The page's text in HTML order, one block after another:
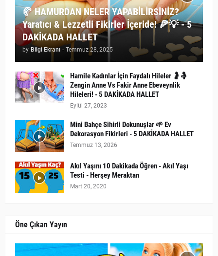
🥐 HAMURDAN NELER YAPABİLİRSİNİZ?
Yaratıcı & Lezzetli Fikirler İçeride! 🍕💡 - 5
DAKİKADA HALLET
by Bilgi Ekranı - Temmuz 28, 2025
Hamile Kadınlar İçin Faydalı Hileler 🤰🤱
Zengin Anne Vs Fakir Anne Ebeveynlik
Hileleri! - 5 DAKİKADA HALLET
Eylül 27, 2023
Mini Bahçe Sihirli Dokunuşlar 🌱 Ev
Dekorasyon Fikirleri - 5 DAKİKADA HALLET
Temmuz 13, 2026
Akıl Yaşını 10 Dakikada Öğren - Akıl Yaşı
Testi - Herşey Meraktan
Mart 20, 2020
Öne Çıkan Yayın